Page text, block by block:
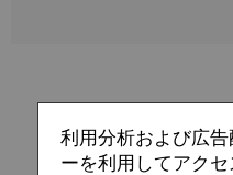
利用分析および広
ーを利用してアク